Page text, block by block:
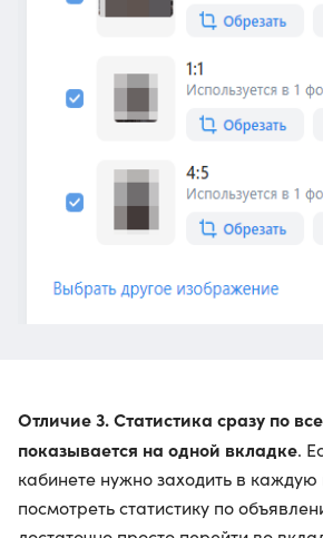
Отличие 3. Статистика сразу по
показывается на одной вкладке.
кабинете нужно заходить в
посмотреть статистику по